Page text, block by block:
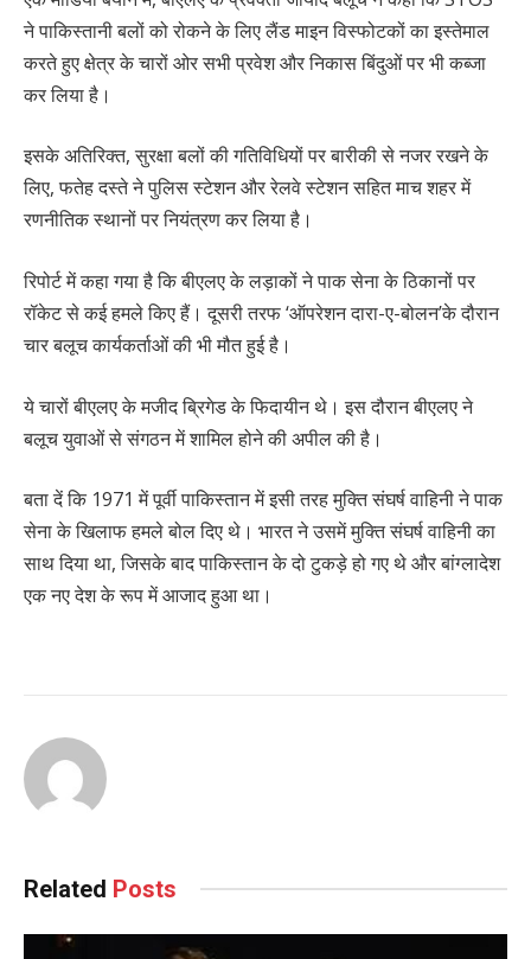
ने पाकिस्तानी बलों को रोकने के लिए लैंड माइन विस्फोटकों का इस्तेमाल
करते हुए क्षेत्र के चारों ओर सभी प्रवेश और निकास बिंदुओं पर भी कब्जा
कर लिया है।
इसके अतिरिक्त, सुरक्षा बलों की गतिविधियों पर बारीकी से नजर रखने के
लिए, फतेह दस्ते ने पुलिस स्टेशन और रेलवे स्टेशन सहित माच शहर में
रणनीतिक स्थानों पर नियंत्रण कर लिया है।
रिपोर्ट में कहा गया है कि बीएलए के लड़ाकों ने पाक सेना के ठिकानों पर
रॉकेट से कई हमले किए हैं। दूसरी तरफ ‘ऑपरेशन दारा-ए-बोलन’के दौरान
चार बलूच कार्यकर्ताओं की भी मौत हुई है।
ये चारों बीएलए के मजीद ब्रिगेड के फिदायीन थे। इस दौरान बीएलए ने
बलूच युवाओं से संगठन में शामिल होने की अपील की है।
बता दें कि 1971 में पूर्वी पाकिस्तान में इसी तरह मुक्ति संघर्ष वाहिनी ने पाक
सेना के खिलाफ हमले बोल दिए थे। भारत ने उसमें मुक्ति संघर्ष वाहिनी का
साथ दिया था, जिसके बाद पाकिस्तान के दो टुकड़े हो गए थे और बांग्लादेश
एक नए देश के रूप में आजाद हुआ था।
Related Posts